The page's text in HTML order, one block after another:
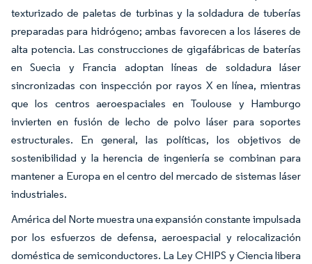
texturizado de paletas de turbinas y la soldadura de tuberías
preparadas para hidrógeno; ambas favorecen a los láseres de
alta potencia. Las construcciones de gigafábricas de baterías
en Suecia y Francia adoptan líneas de soldadura láser
sincronizadas con inspección por rayos X en línea, mientras
que los centros aeroespaciales en Toulouse y Hamburgo
invierten en fusión de lecho de polvo láser para soportes
estructurales. En general, las políticas, los objetivos de
sostenibilidad y la herencia de ingeniería se combinan para
mantener a Europa en el centro del mercado de sistemas láser
industriales.
América del Norte muestra una expansión constante impulsada
por los esfuerzos de defensa, aeroespacial y relocalización
doméstica de semiconductores. La Ley CHIPS y Ciencia libera